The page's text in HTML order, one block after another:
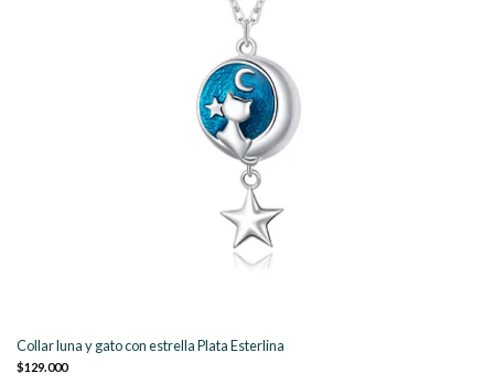
Collar luna y gato con estrella Plata Esterlina
$129.000